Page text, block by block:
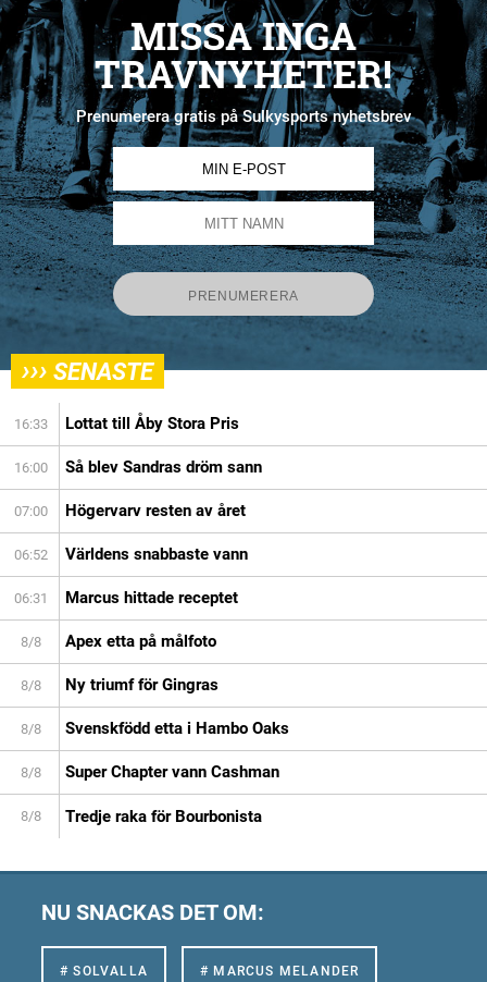
MISSA INGA
TRAVNYHETER!
Prenumerera gratis på Sulkysports nyhetsbrev
››› SENASTE
16:33 Lottat till Åby Stora Pris
16:00 Så blev Sandras dröm sann
07:00 Högervarv resten av året
06:52 Världens snabbaste vann
06:31 Marcus hittade receptet
8/8 Apex etta på målfoto
8/8 Ny triumf för Gingras
8/8 Svenskfödd etta i Hambo Oaks
8/8 Super Chapter vann Cashman
8/8 Tredje raka för Bourbonista
NU SNACKAS DET OM:
# SOLVALLA # MARCUS MELANDER